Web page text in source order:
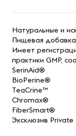
Натуральные и
Пищевая добавка
Имеет
практики GMP,
SerinAid®
BioPerine®
TeaCrine™
Chromax®
FiberSmart®
Эксклюзив Private